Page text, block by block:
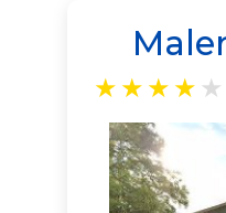
★ ★ ★ ★ ★